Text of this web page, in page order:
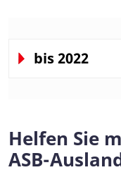
bis 2022
Helfen Sie
ASB-